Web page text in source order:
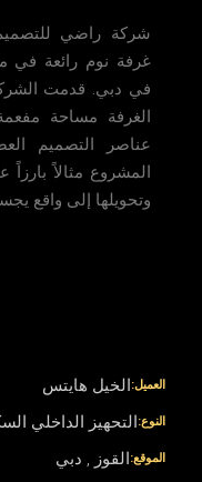
شركة راضي
غرفة نوم رائعة في
في دبي. قدمت
الغرفة مساحة
عناصر التصميم
المشروع مثالاً
وتحويلها إلى واقع
العميل:الخيل هايتس
النوع:التحهيز الداخلي
الموقع:القوز , دبي